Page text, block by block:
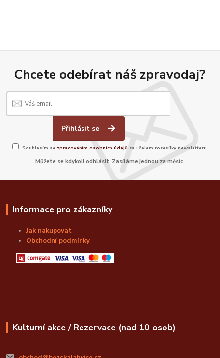
Chcete odebírat náš zpravodaj?
Přihlásit se
Souhlasím se zpracováním osobních údajů za účelem rozesílky newsletteru.
Můžete se kdykoli odhlásit. Zasíláme jednou za měsíc.
Informace pro zákazníky
Jak nakupovat
Obchodní podmínky
Kulturní akce / Rezervace (nad 10 osob)